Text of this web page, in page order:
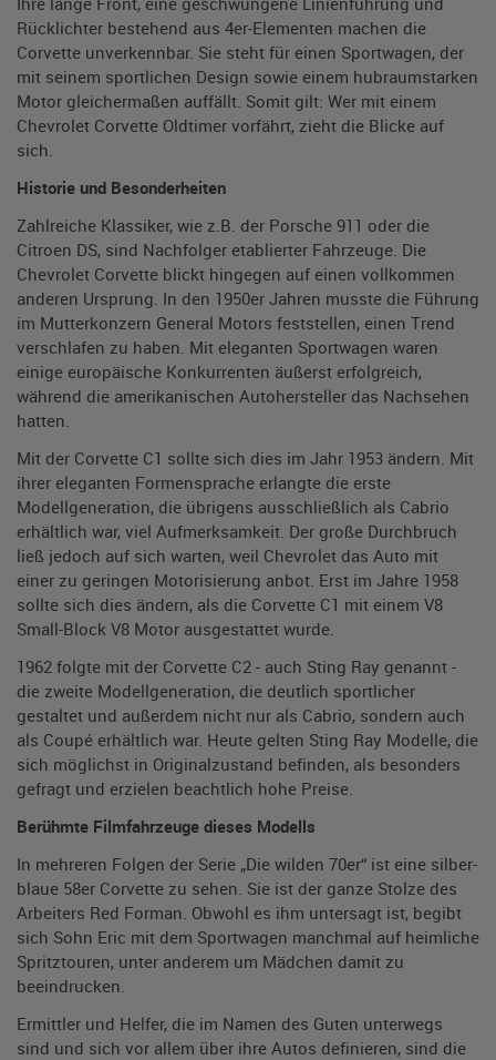
Rücklichter bestehend aus 4er-Elementen machen die
Corvette unverkennbar. Sie steht für einen Sportwagen, der
mit seinem sportlichen Design sowie einem hubraumstarken
Motor gleichermaßen auffällt. Somit gilt: Wer mit einem
Chevrolet Corvette Oldtimer vorfährt, zieht die Blicke auf
sich.
Historie und Besonderheiten
Zahlreiche Klassiker, wie z.B. der Porsche 911 oder die
Citroen DS, sind Nachfolger etablierter Fahrzeuge. Die
Chevrolet Corvette blickt hingegen auf einen vollkommen
anderen Ursprung. In den 1950er Jahren musste die Führung
im Mutterkonzern General Motors feststellen, einen Trend
verschlafen zu haben. Mit eleganten Sportwagen waren
einige europäische Konkurrenten äußerst erfolgreich,
während die amerikanischen Autohersteller das Nachsehen
hatten.
Mit der Corvette C1 sollte sich dies im Jahr 1953 ändern. Mit
ihrer eleganten Formensprache erlangte die erste
Modellgeneration, die übrigens ausschließlich als Cabrio
erhältlich war, viel Aufmerksamkeit. Der große Durchbruch
ließ jedoch auf sich warten, weil Chevrolet das Auto mit
einer zu geringen Motorisierung anbot. Erst im Jahre 1958
sollte sich dies ändern, als die Corvette C1 mit einem V8
Small-Block V8 Motor ausgestattet wurde.
1962 folgte mit der Corvette C2 - auch Sting Ray genannt -
die zweite Modellgeneration, die deutlich sportlicher
gestaltet und außerdem nicht nur als Cabrio, sondern auch
als Coupé erhältlich war. Heute gelten Sting Ray Modelle, die
sich möglichst in Originalzustand befinden, als besonders
gefragt und erzielen beachtlich hohe Preise.
Berühmte Filmfahrzeuge dieses Modells
In mehreren Folgen der Serie „Die wilden 70er“ ist eine silber-
blaue 58er Corvette zu sehen. Sie ist der ganze Stolze des
Arbeiters Red Forman. Obwohl es ihm untersagt ist, begibt
sich Sohn Eric mit dem Sportwagen manchmal auf heimliche
Spritztouren, unter anderem um Mädchen damit zu
beeindrucken.
Ermittler und Helfer, die im Namen des Guten unterwegs
sind und sich vor allem über ihre Autos definieren, sind die